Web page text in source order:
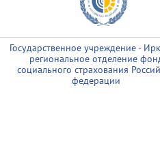
Государственное учреждение -
региональное отделение
социального страхования
федерации